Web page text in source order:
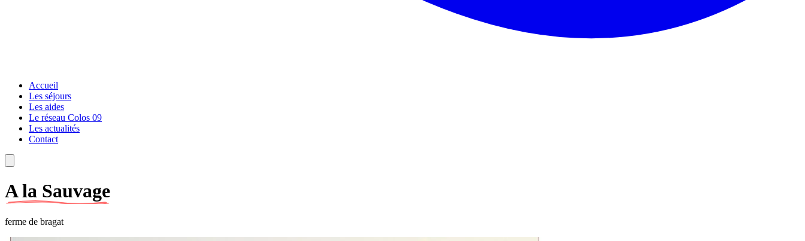
Accueil
Les séjours
Les aides
Le réseau Colos 09
Les actualités
Contact
A la Sauvage
ferme de bragat